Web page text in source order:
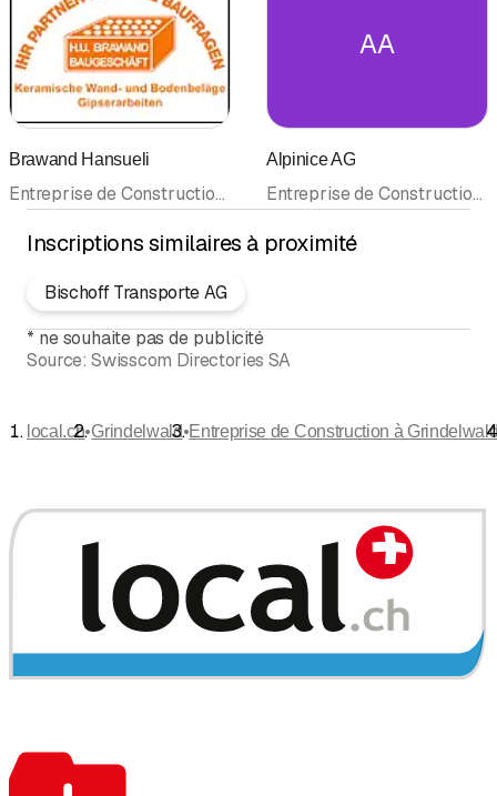
Brawand Hansueli
Entreprise de Construction • Dallages • Revêtements de Sols • Plâtrier • Plâtrerie-peinture
AA
Alpinice AG
Entreprise de Construction • Construction et génie civil
Inscriptions similaires à proximité
Bischoff Transporte AG
* ne souhaite pas de publicité
Source: Swisscom Directories SA
local.ch•Grindelwald•Entreprise de Construction à